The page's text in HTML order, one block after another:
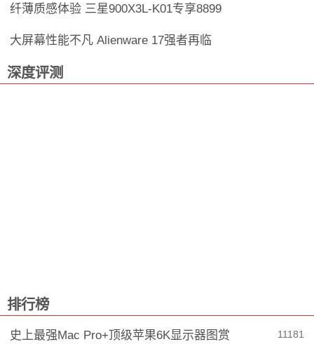
纤薄质感体验 三星900X3L-K01专享8899
大屏幕性能不凡 Alienware 17强者再临
深度评测
排行榜
1
史上最强Mac Pro+顶级苹果6K显示器图赏 1118